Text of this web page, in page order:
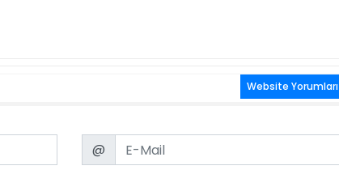
Website Yorumları
Email
@